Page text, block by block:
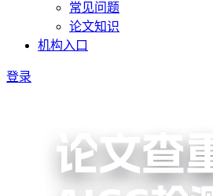
常见问题
论文知识
机构入口
登录